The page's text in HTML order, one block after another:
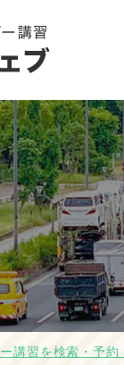
講習を検索・予約